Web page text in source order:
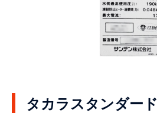
タカラスタンダード